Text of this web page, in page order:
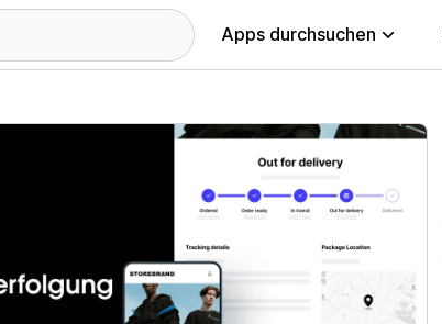
Apps durchsuchen